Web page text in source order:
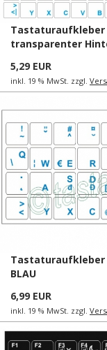
Tastaturaufkleber
transparenter
5,29 EUR
inkl. 19 % MwSt. zzgl.
Tastaturaufkleber
BLAU
6,99 EUR
inkl. 19 % MwSt. zzgl.